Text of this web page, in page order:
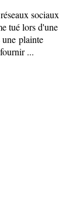
sociaux
tué lors d'une
une plainte
...